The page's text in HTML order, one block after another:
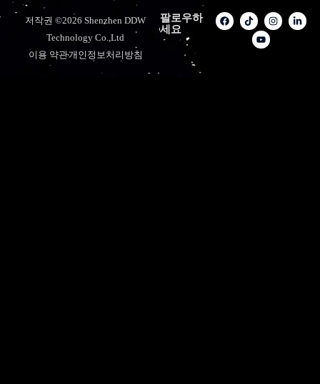
저작권 ©2026 Shenzhen DDW
Technology Co.,Ltd
이용 약관개인정보처리방침
팔로우하
세요